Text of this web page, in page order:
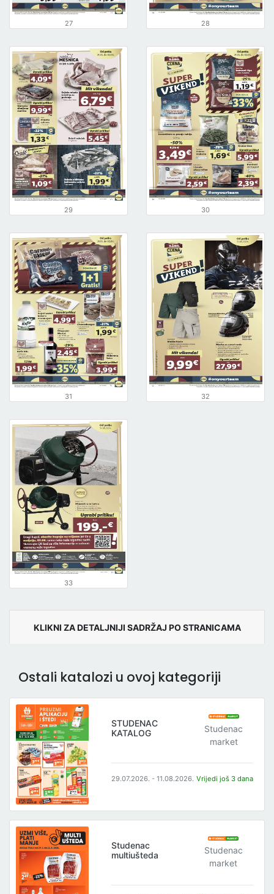
27 28
29 30
31 32
33
KLIKNI ZA DETALJNIJI SADRŽAJ PO STRANICAMA
Ostali katalozi u ovoj kategoriji
STUDENAC
KATALOG
Studenac
market
29.07.2026. - 11.08.2026. Vrijedi još 3 dana
Studenac
multiušteda
Studenac
market